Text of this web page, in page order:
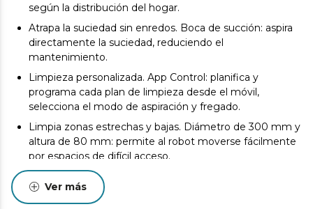
según la distribución del hogar.
Atrapa la suciedad sin enredos. Boca de succión: aspira
directamente la suciedad, reduciendo el
mantenimiento.
Limpieza personalizada. App Control: planifica y
programa cada plan de limpieza desde el móvil,
selecciona el modo de aspiración y fregado.
Limpia zonas estrechas y bajas. Diámetro de 300 mm y
altura de 80 mm: permite al robot moverse fácilmente
por espacios de difícil acceso.
Navegación segura en zonas con doble altura. Sensores
anticaídas que permiten al robot retroceder cuando
detecta un escalón.
Ver más